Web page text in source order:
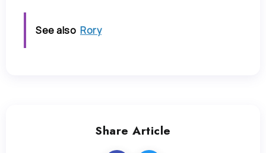
See also Rory
Share Article